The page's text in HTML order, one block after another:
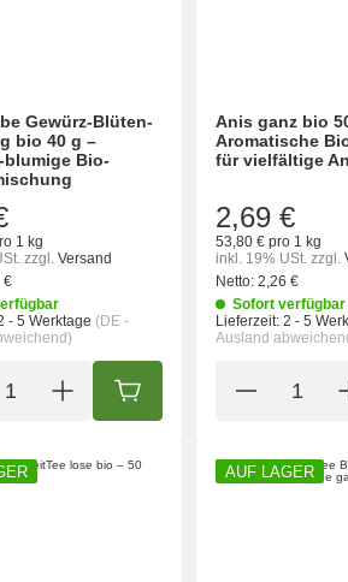
Gewürz-Blüten-
bio 40 g –
Bio-
1 kg
zzgl. Versand
€
- 5 Werktage (DE -
IN DEN WARENKORB
Anis ganz bio
Aromatische
für vielfältige
2,69 €
53,80 € pro 1 kg
inkl. 19% USt. zzgl.
Netto: 2,26 €
Sofort verfügbar
Lieferzeit: 2 - 5
Ausland
AUF LAGER